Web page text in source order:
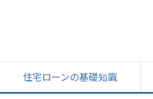
住宅ローンの基礎知識